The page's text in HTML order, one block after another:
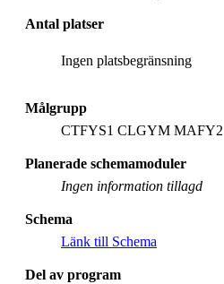
Antal platser
Ingen platsbegränsning
Målgrupp
CTFYS1 CLGYM MAFY2
Planerade schemamoduler
Ingen information tillagd
Schema
Länk till Schema
Del av program